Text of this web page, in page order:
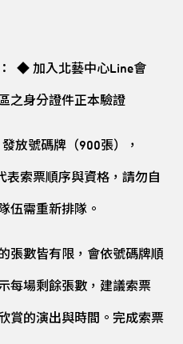
◆ 加入北藝中心Line會
之身分證件正本驗證
發放號碼牌（900張），
表索票順序與資格，請勿自
伍需重新排隊。
張數皆有限，會依號碼牌順
每場剩餘張數，建議索票
賞的演出與時間。完成索票